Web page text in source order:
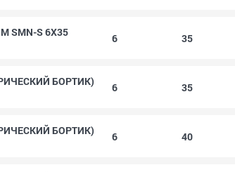
SMN-S 6X35
6 35
БОРТИК)
6 35
БОРТИК)
6 40